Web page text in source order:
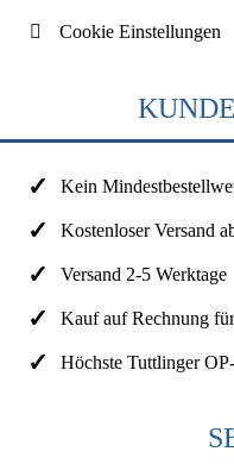
Cookie Einstellungen
Kein
Kostenloser Versand
Versand 2-5 Werktage
Kauf auf Rechnung
Höchste Tuttlinger